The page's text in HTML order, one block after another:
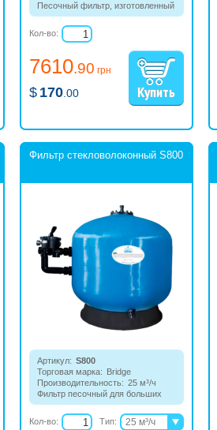
Песочный фильтр, изготовленный
из полиэтилена, с 4-х
позиционным верхним клапаном.
7610.90 грн
$ 170 .00
Кол-во:
Фильтр стекловолоконный S800
Артикул: S800
Торговая марка: Bridge
Производительность: 25 м³/ч
Фильтр песочный для больших
бассейнов, диаметр 800 мм.
Кол-во: Тип:
25 м³/ч